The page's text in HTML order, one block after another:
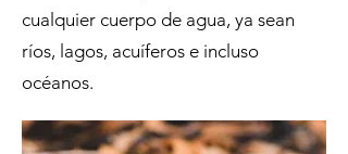
cualquier cuerpo de agua, ya sean
ríos, lagos, acuíferos e incluso
océanos.